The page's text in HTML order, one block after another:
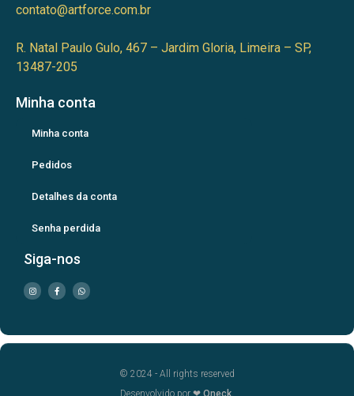
contato@artforce.com.br
R. Natal Paulo Gulo, 467 – Jardim Gloria, Limeira – SP,
13487-205
Minha conta
Minha conta
Pedidos
Detalhes da conta
Senha perdida
Siga-nos
© 2024 - All rights reserved
Desenvolvido por ❤ Oneck.